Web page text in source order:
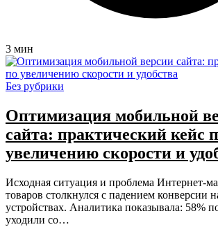
3 мин
Без рубрики
Оптимизация мобильной
сайта: практический кейс
увеличению скорости и
Исходная ситуация и проблема Интернет-
товаров столкнулся с падением конверсии
устройствах. Аналитика показывала: 58%
уходили со…